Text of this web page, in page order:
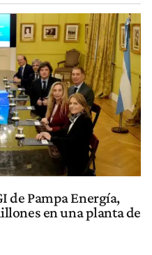
de Pampa Energía,
en una planta de